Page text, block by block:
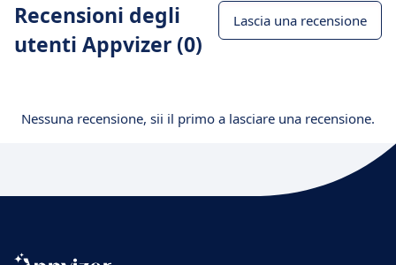
Recensioni degli
utenti Appvizer (0)
Lascia una recensione
Nessuna recensione, sii il primo a lasciare una recensione.